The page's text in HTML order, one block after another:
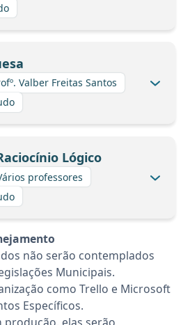
Valber Freitas Santos
Lógico
professores
não serão contemplados
Municipais.
como Trello e Microsoft
Específicos.